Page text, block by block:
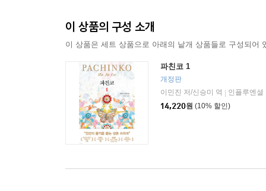
이 상품의 구성 소개
이 상품은 세트 상품으로 아래의 낱개 상품들로 구성되어
파친코 1
개정판
이민진 저/신승미 역
인플루엔셜
14,220원 (10% 할인)